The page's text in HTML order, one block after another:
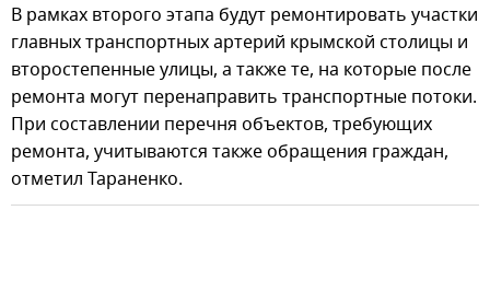
В рамках второго этапа будут ремонтировать участки
главных транспортных артерий крымской столицы и
второстепенные улицы, а также те, на которые после
ремонта могут перенаправить транспортные потоки.
При составлении перечня объектов, требующих
ремонта, учитываются также обращения граждан,
отметил Тараненко.